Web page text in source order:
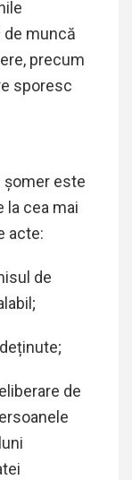
muncă
precum
sporesc
șomer este
la cea mai
acte:
de
de